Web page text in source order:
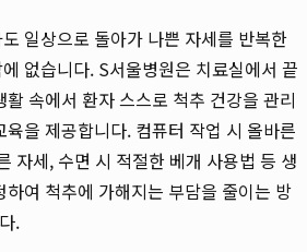
일상으로 돌아가 나쁜 자세를 반복한
없습니다. S서울병원은 치료실에서 끝
속에서 환자 스스로 척추 건강을 관리
을 제공합니다. 컴퓨터 작업 시 올바른
자세, 수면 시 적절한 베개 사용법 등 생
여 척추에 가해지는 부담을 줄이는 방
.